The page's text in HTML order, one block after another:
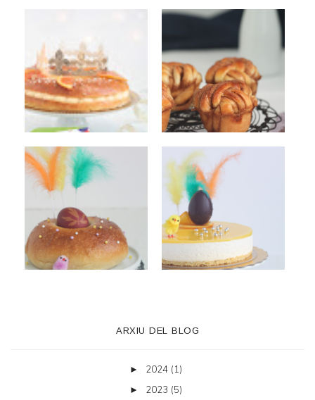
ARXIU DEL BLOG
► 2024 (1)
► 2023 (5)